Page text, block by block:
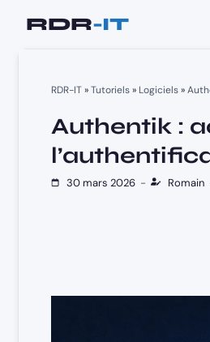
RDR-IT»Tutoriels» Logiciels»
Authentik :
30 mars 2026 - Romain